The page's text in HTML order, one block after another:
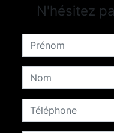
N'hésitez